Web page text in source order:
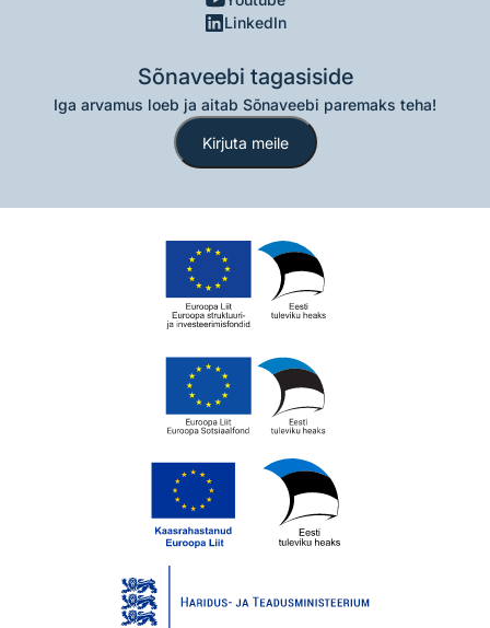
LinkedIn
Sõnaveebi tagasiside
Iga arvamus loeb ja aitab Sõnaveebi paremaks teha!
Kirjuta meile